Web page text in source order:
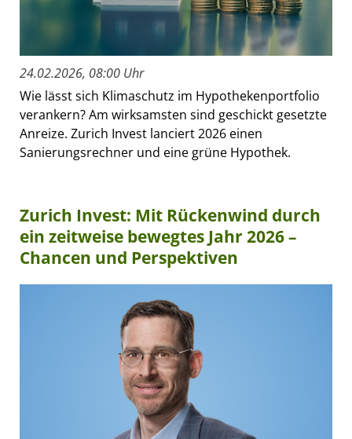
24.02.2026, 08:00 Uhr
Wie lässt sich Klimaschutz im Hypothekenportfolio
verankern? Am wirksamsten sind geschickt gesetzte
Anreize. Zurich Invest lanciert 2026 einen
Sanierungsrechner und eine grüne Hypothek.
Zurich Invest: Mit Rückenwind durch
ein zeitweise bewegtes Jahr 2026 –
Chancen und Perspektiven